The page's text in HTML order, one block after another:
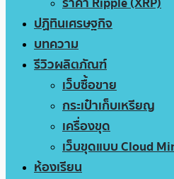
ปฏิทินเศรษฐกิจ
บทความ
รีวิวผลิตภัณฑ์
เว็บซื้อขาย
กระเป๋าเก็บเหรียญ
เครื่องขุด
เว็บขุดแบบ Cloud
ห้องเรียน